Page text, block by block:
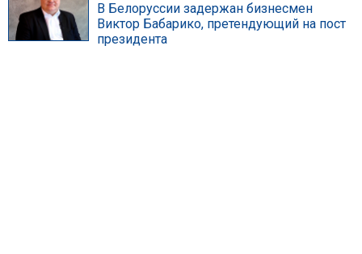
В Белоруссии задержан бизнесмен
Виктор Бабарико, претендующий на пост
президента